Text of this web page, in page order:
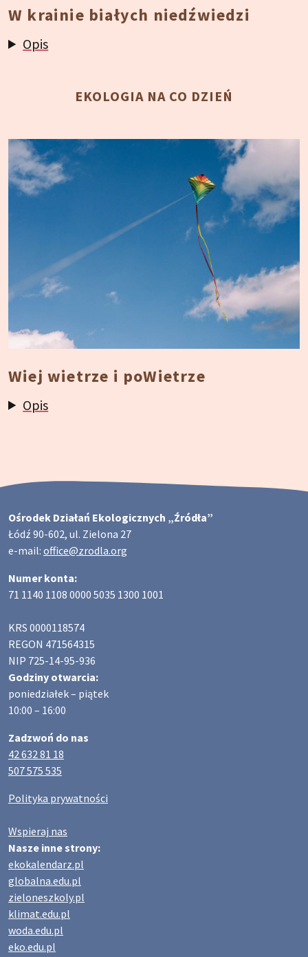
W krainie białych niedźwiedzi
Opis
EKOLOGIA NA CO DZIEŃ
Wiej wietrze i poWietrze
Opis
Ośrodek Działań Ekologicznych „Źródła”
Łódź 90-602, ul. Zielona 27
e-mail: office@zrodla.org
Numer konta:
71 1140 1108 0000 5035 1300 1001
KRS 0000118574
REGON 471564315
NIP 725-14-95-936
Godziny otwarcia:
poniedziałek – piątek
10:00 – 16:00
Zadzwoń do nas
42 632 81 18
507 575 535
Polityka prywatności
Wspieraj nas
Nasze inne strony:
ekokalendarz.pl
globalna.edu.pl
zieloneszkoly.pl
klimat.edu.pl
woda.edu.pl
eko.edu.pl